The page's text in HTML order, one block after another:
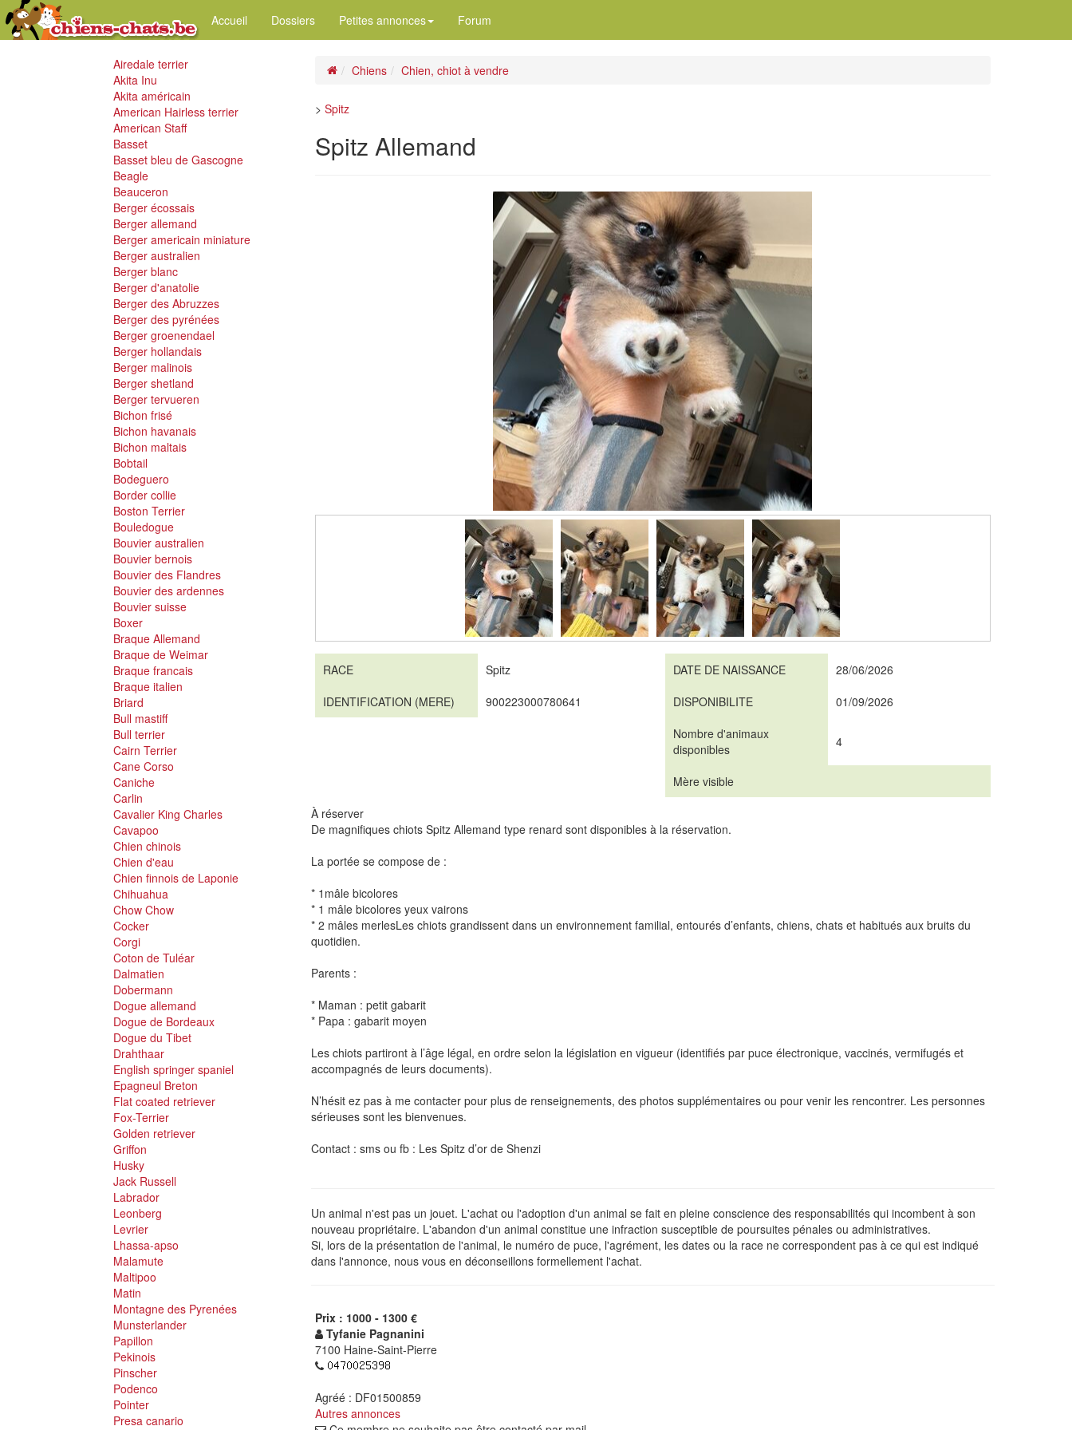
Accueil Dossiers Petites annonces Forum
Airedale terrier
Akita Inu
Akita américain
American Hairless terrier
American Staff
Basset
Basset bleu de Gascogne
Beagle
Beauceron
Berger écossais
Berger allemand
Berger americain miniature
Berger australien
Berger blanc
Berger d'anatolie
Berger des Abruzzes
Berger des pyrénées
Berger groenendael
Berger hollandais
Berger malinois
Berger shetland
Berger tervueren
Bichon frisé
Bichon havanais
Bichon maltais
Bobtail
Bodeguero
Border collie
Boston Terrier
Bouledogue
Bouvier australien
Bouvier bernois
Bouvier des Flandres
Bouvier des ardennes
Bouvier suisse
Boxer
Braque Allemand
Braque de Weimar
Braque francais
Braque italien
Briard
Bull mastiff
Bull terrier
Cairn Terrier
Cane Corso
Caniche
Carlin
Cavalier King Charles
Cavapoo
Chien chinois
Chien d'eau
Chien finnois de Laponie
Chihuahua
Chow Chow
Cocker
Corgi
Coton de Tuléar
Dalmatien
Dobermann
Dogue allemand
Dogue de Bordeaux
Dogue du Tibet
Drahthaar
English springer spaniel
Epagneul Breton
Flat coated retriever
Fox-Terrier
Golden retriever
Griffon
Husky
Jack Russell
Labrador
Leonberg
Levrier
Lhassa-apso
Malamute
Maltipoo
Matin
Montagne des Pyrenées
Munsterlander
Papillon
Pekinois
Pinscher
Podenco
Pointer
Presa canario
Chiens Chien, chiot à vendre
> Spitz
Spitz Allemand
RACE
Spitz
IDENTIFICATION (MERE)
900223000780641
DATE DE NAISSANCE
28/06/2026
DISPONIBILITE
01/09/2026
Nombre d'animaux
disponibles
4
Mère visible
À réserver
De magnifiques chiots Spitz Allemand type renard sont disponibles à la réservation.
La portée se compose de :
* 1mâle bicolores
* 1 mâle bicolores yeux vairons
* 2 mâles merlesLes chiots grandissent dans un environnement familial, entourés d’enfants, chiens, chats et habitués aux bruits du
quotidien.
Parents :
* Maman : petit gabarit
* Papa : gabarit moyen
Les chiots partiront à l’âge légal, en ordre selon la législation en vigueur (identifiés par puce électronique, vaccinés, vermifugés et
accompagnés de leurs documents).
N’hésit ez pas à me contacter pour plus de renseignements, des photos supplémentaires ou pour venir les rencontrer. Les personnes
sérieuses sont les bienvenues.
Contact : sms ou fb : Les Spitz d’or de Shenzi
Un animal n'est pas un jouet. L'achat ou l'adoption d'un animal se fait en pleine conscience des responsabilités qui incombent à son
nouveau propriétaire. L'abandon d'un animal constitue une infraction susceptible de poursuites pénales ou administratives.
Si, lors de la présentation de l'animal, le numéro de puce, l'agrément, les dates ou la race ne correspondent pas à ce qui est indiqué
dans l'annonce, nous vous en déconseillons formellement l'achat.
Prix : 1000 - 1300 €
Tyfanie Pagnanini
7100 Haine-Saint-Pierre
Agréé : DF01500859
Autres annonces